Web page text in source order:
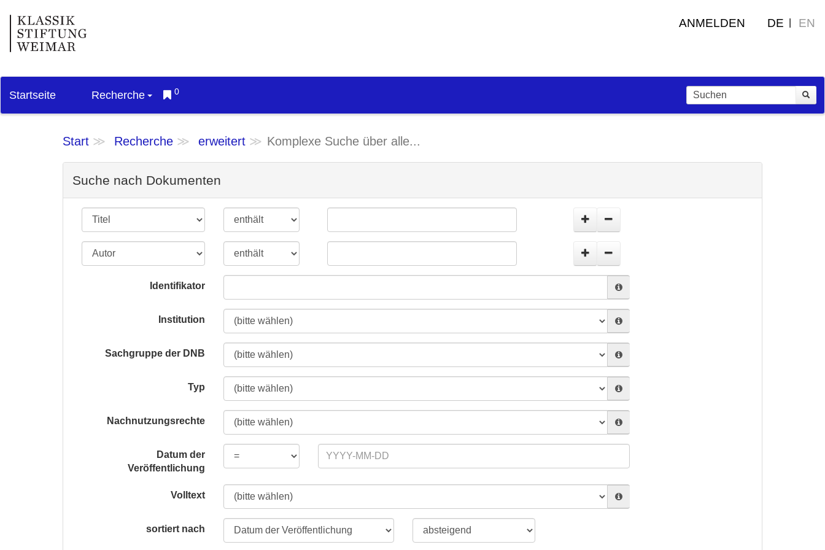
ANMELDEN DE EN
Startseite Recherche 0
Start Recherche erweitert Komplexe Suche über alle...
Suche nach Dokumenten
Identifikator
Institution
Sachgruppe der DNB
Typ
Nachnutzungsrechte
Datum der
Veröffentlichung
Volltext
sortiert nach